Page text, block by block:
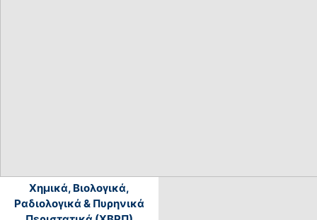
Χημικά, Βιολογικά,
Ραδιολογικά & Πυρηνικά